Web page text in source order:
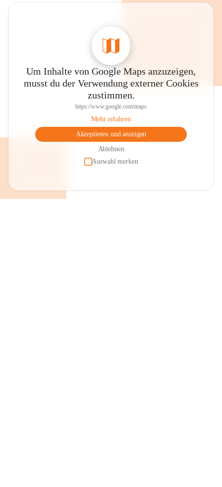
Um Inhalte von Google Maps anzuzeigen,
musst du der Verwendung externer Cookies
zustimmen.
https://www.google.com/maps
Mehr erfahren
Akzeptieren und anzeigen
Ablehnen
Auswahl merken